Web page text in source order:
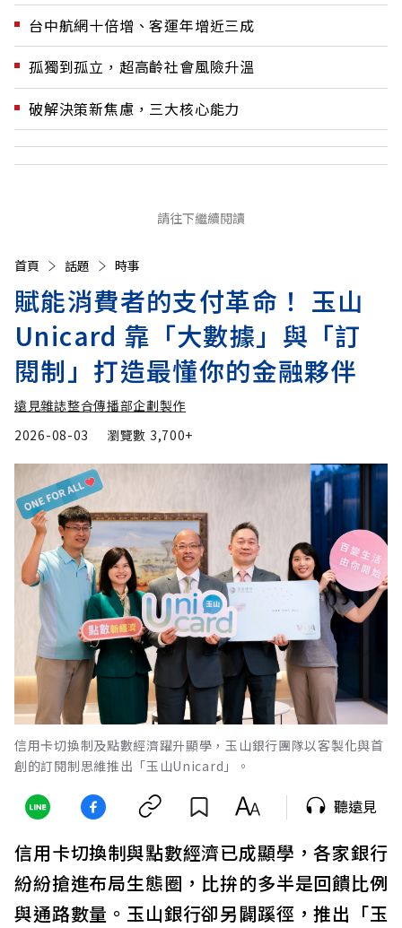
台中航網十倍增、客運年增近三成
孤獨到孤立，超高齡社會風險升溫
破解決策新焦慮，三大核心能力
請往下繼續閱讀
首頁 話題 時事
賦能消費者的支付革命！ 玉山
Unicard 靠「大數據」與「訂
閱制」打造最懂你的金融夥伴
遠見雜誌整合傳播部企劃製作
2026-08-03
瀏覽數 3,700+
信用卡切換制及點數經濟躍升顯學，玉山銀行團隊以客製化與首
創的訂閱制思維推出「玉山Unicard」。
聽遠見
信用卡切換制與點數經濟已成顯學，各家銀行
紛紛搶進布局生態圈，比拚的多半是回饋比例
與通路數量。玉山銀行卻另闢蹊徑，推出「玉